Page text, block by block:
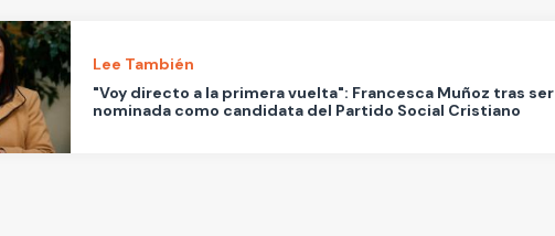
Lee También
"Voy directo a la primera vuelta": Francesca Muñoz tras ser
nominada como candidata del Partido Social Cristiano